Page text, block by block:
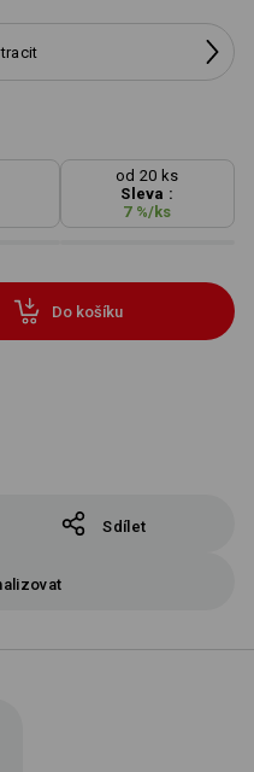
od 20 ks
Sleva :
7%/ ks
Do košíku
Sdílet